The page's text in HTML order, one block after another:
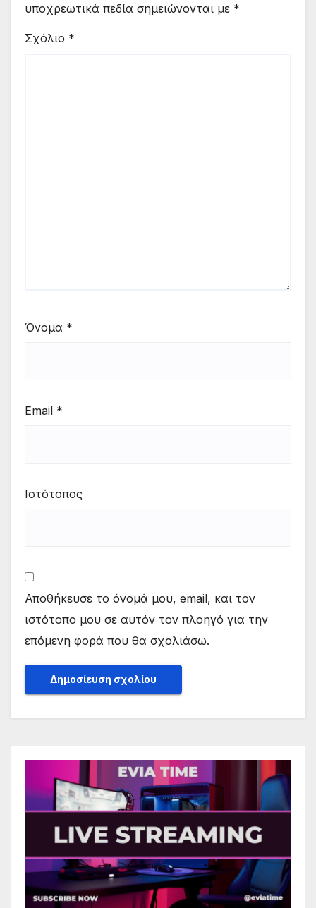
υποχρεωτικά πεδία σημειώνονται με *
Σχόλιο *
Όνομα *
Email *
Ιστότοπος
Αποθήκευσε το όνομά μου, email, και τον
ιστότοπο μου σε αυτόν τον πλοηγό για την
επόμενη φορά που θα σχολιάσω.